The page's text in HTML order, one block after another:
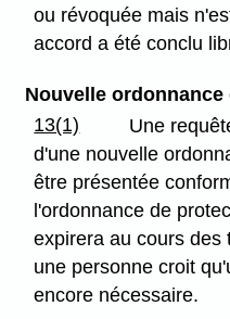
ou révoquée mais
accord a été conclu
Nouvelle
13(1)
Une
d'une nouvelle
être présentée
l'ordonnance de
expirera au cours des
une personne croit
encore nécessaire.